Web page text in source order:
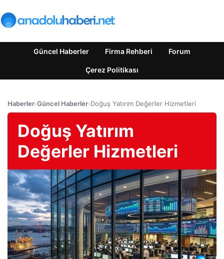
Güncel Haberler Firma Rehberi Forum
Çerez Politikası
Haberler›Güncel Haberler›Doğuş Yatırım Değerler Hizmetleri
Doğuş Yatırım
Değerler Hizmetleri